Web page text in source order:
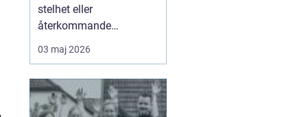
stelhet eller
återkommande
huvudvärk tär på både
ork och humör. Många
besvär och tänker att det
går nog över. Ofta gör
03 maj 2026